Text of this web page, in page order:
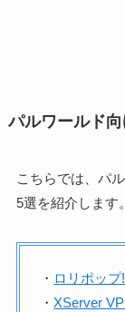
パルワールド
こちらでは、パ
5選を紹介します。
・ ロリポッ
・ XServer